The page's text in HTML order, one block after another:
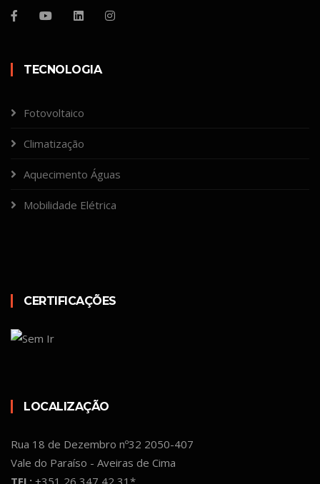
TECNOLOGIA
Fotovoltaico
Climatização
Aquecimento Águas
Mobilidade Elétrica
CERTIFICAÇÕES
LOCALIZAÇÃO
Rua 18 de Dezembro nº32 2050-407
Vale do Paraíso - Aveiras de Cima
TEL: +351 26 347 42 31*